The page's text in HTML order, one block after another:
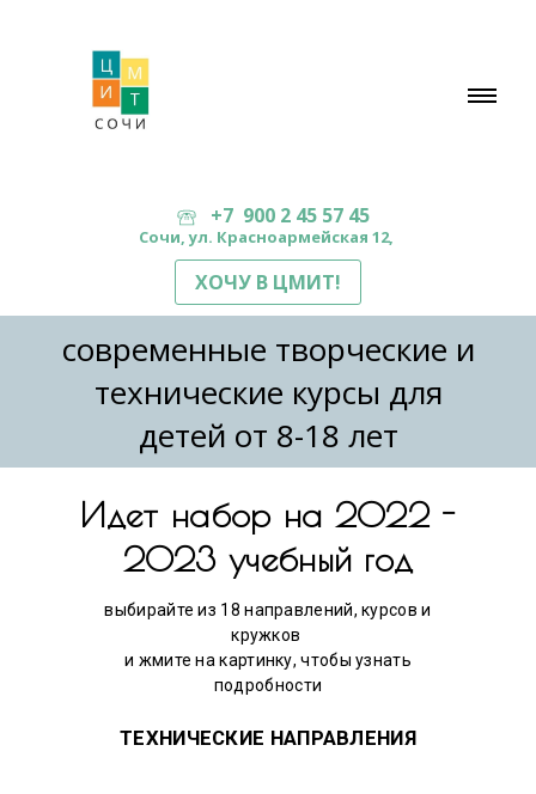
+7 900 2 45 57 45
Сочи, ул. Красноармейская 12,
ХОЧУ В ЦМИТ!
современные творческие и
технические курсы для
детей от 8-18 лет
Идет набор на 2022 -
2023 учебный год
выбирайте из 18 направлений, курсов и
кружков
и жмите на картинку, чтобы узнать
подробности
ТЕХНИЧЕСКИЕ НАПРАВЛЕНИЯ